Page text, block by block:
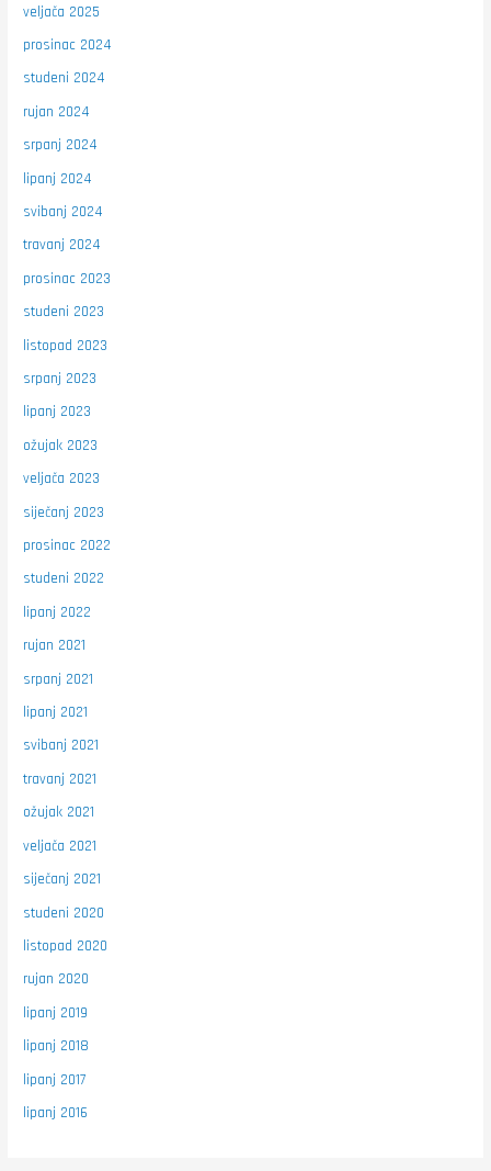
veljača 2025
prosinac 2024
studeni 2024
rujan 2024
srpanj 2024
lipanj 2024
svibanj 2024
travanj 2024
prosinac 2023
studeni 2023
listopad 2023
srpanj 2023
lipanj 2023
ožujak 2023
veljača 2023
siječanj 2023
prosinac 2022
studeni 2022
lipanj 2022
rujan 2021
srpanj 2021
lipanj 2021
svibanj 2021
travanj 2021
ožujak 2021
veljača 2021
siječanj 2021
studeni 2020
listopad 2020
rujan 2020
lipanj 2019
lipanj 2018
lipanj 2017
lipanj 2016